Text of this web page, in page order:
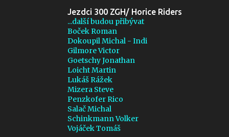
května
2019
května
dubna
března
2018
prosince
2015
Jezdci 300 ZGH/ Horice Riders
...další budou přibývat
Boček Roman
Dokoupil Michal - Indi
Gilmore Victor
Goetschy Jonathan
Loicht Martin
Lukáš Rážek
Mizera Steve
Penzkofer Rico
Salač Michal
Schinkmann Volker
Vojáček Tomáš